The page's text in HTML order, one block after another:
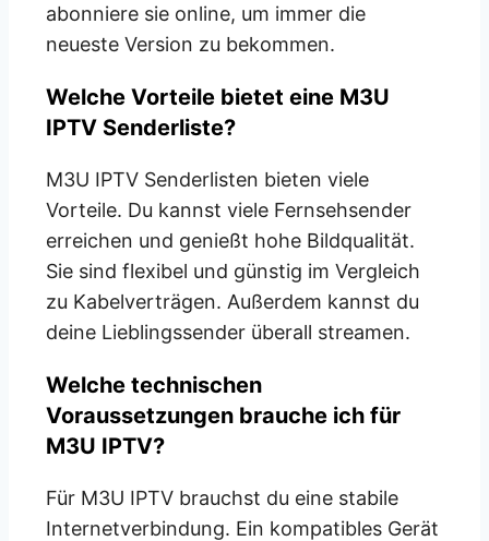
abonniere sie online, um immer die
neueste Version zu bekommen.
Welche Vorteile bietet eine M3U
IPTV Senderliste?
M3U IPTV Senderlisten bieten viele
Vorteile. Du kannst viele Fernsehsender
erreichen und genießt hohe Bildqualität.
Sie sind flexibel und günstig im Vergleich
zu Kabelverträgen. Außerdem kannst du
deine Lieblingssender überall streamen.
Welche technischen
Voraussetzungen brauche ich für
M3U IPTV?
Für M3U IPTV brauchst du eine stabile
Internetverbindung. Ein kompatibles Gerät